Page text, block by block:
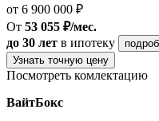
от 6 900 000 ₽
От 53 055 ₽/мес.
до 30 лет в ипотеку
Узнать точную цену
Посмотреть комлектацию
ВайтБокс